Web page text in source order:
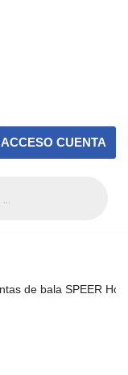
ACCESO CUENTA
de bala SPEER